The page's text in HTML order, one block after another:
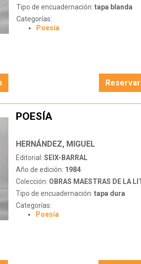
Tipo de encuadernación: tapa blanda
Categorías:
Poesía
POESÍA
HERNÁNDEZ, MIGUEL
Editorial: SEIX-BARRAL
Año de edición: 1984
Colección: OBRAS MAESTRAS DE LA LITERATURA
Tipo de encuadernación: tapa dura
Categorías:
Poesía